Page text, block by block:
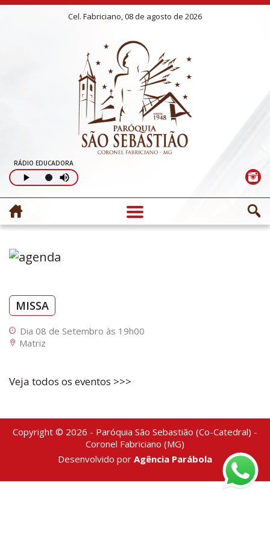
Cel. Fabriciano, 08 de agosto de 2026
RÁDIO EDUCADORA
MISSA
Dia 08 de Setembro às 19h00
Matriz
Veja todos os eventos >>>
Copyright © 2026 - Paróquia São Sebastião (Co-Catedral) -
Coronel Fabriciano (MG)
Desenvolvido por Agência Parábola